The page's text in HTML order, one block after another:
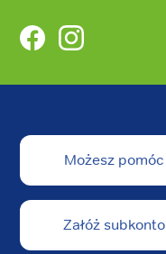
FacebookInstagram
Możesz pomóc
Załóż subkonto